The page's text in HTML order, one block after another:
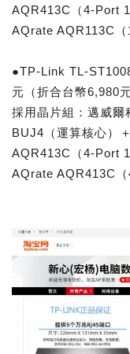
AQR413C（4-Port
AQrate AQR113C（
●TP-Link TL-
元（折合台幣6,980
採用晶片組：邁威
BUJ4（運算核心）
AQR413C（4-Port
AQrate AQR413C（